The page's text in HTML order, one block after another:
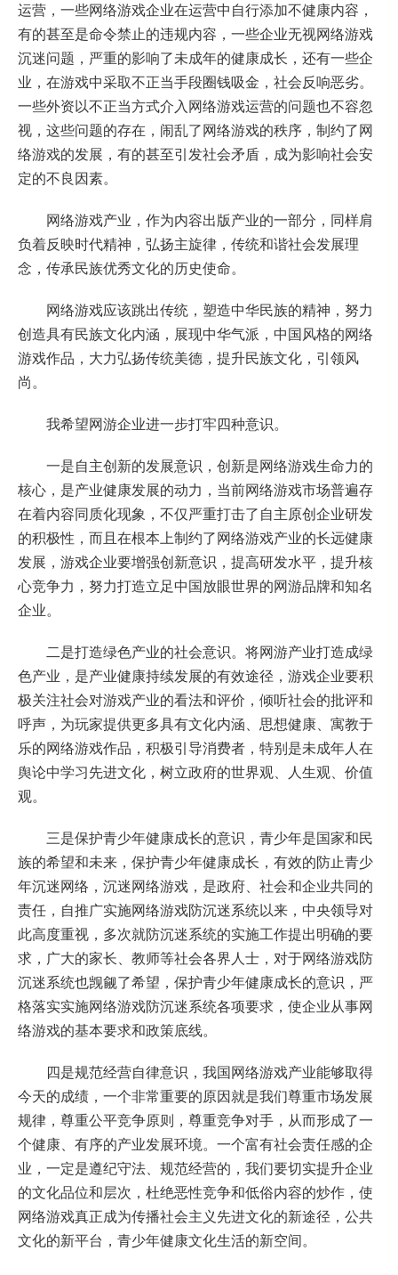
运营，一些网络游戏企业在运营中自行添加不健康内容，
有的甚至是命令禁止的违规内容，一些企业无视网络游戏
沉迷问题，严重的影响了未成年的健康成长，还有一些企
业，在游戏中采取不正当手段圈钱吸金，社会反响恶劣。
一些外资以不正当方式介入网络游戏运营的问题也不容忽
视，这些问题的存在，闹乱了网络游戏的秩序，制约了网
络游戏的发展，有的甚至引发社会矛盾，成为影响社会安
定的不良因素。
网络游戏产业，作为内容出版产业的一部分，同样肩
负着反映时代精神，弘扬主旋律，传统和谐社会发展理
念，传承民族优秀文化的历史使命。
网络游戏应该跳出传统，塑造中华民族的精神，努力
创造具有民族文化内涵，展现中华气派，中国风格的网络
游戏作品，大力弘扬传统美德，提升民族文化，引领风
尚。
我希望网游企业进一步打牢四种意识。
一是自主创新的发展意识，创新是网络游戏生命力的
核心，是产业健康发展的动力，当前网络游戏市场普遍存
在着内容同质化现象，不仅严重打击了自主原创企业研发
的积极性，而且在根本上制约了网络游戏产业的长远健康
发展，游戏企业要增强创新意识，提高研发水平，提升核
心竞争力，努力打造立足中国放眼世界的网游品牌和知名
企业。
二是打造绿色产业的社会意识。将网游产业打造成绿
色产业，是产业健康持续发展的有效途径，游戏企业要积
极关注社会对游戏产业的看法和评价，倾听社会的批评和
呼声，为玩家提供更多具有文化内涵、思想健康、寓教于
乐的网络游戏作品，积极引导消费者，特别是未成年人在
舆论中学习先进文化，树立政府的世界观、人生观、价值
观。
三是保护青少年健康成长的意识，青少年是国家和民
族的希望和未来，保护青少年健康成长，有效的防止青少
年沉迷网络，沉迷网络游戏，是政府、社会和企业共同的
责任，自推广实施网络游戏防沉迷系统以来，中央领导对
此高度重视，多次就防沉迷系统的实施工作提出明确的要
求，广大的家长、教师等社会各界人士，对于网络游戏防
沉迷系统也觊觎了希望，保护青少年健康成长的意识，严
格落实实施网络游戏防沉迷系统各项要求，使企业从事网
络游戏的基本要求和政策底线。
四是规范经营自律意识，我国网络游戏产业能够取得
今天的成绩，一个非常重要的原因就是我们尊重市场发展
规律，尊重公平竞争原则，尊重竞争对手，从而形成了一
个健康、有序的产业发展环境。一个富有社会责任感的企
业，一定是遵纪守法、规范经营的，我们要切实提升企业
的文化品位和层次，杜绝恶性竞争和低俗内容的炒作，使
网络游戏真正成为传播社会主义先进文化的新途径，公共
文化的新平台，青少年健康文化生活的新空间。